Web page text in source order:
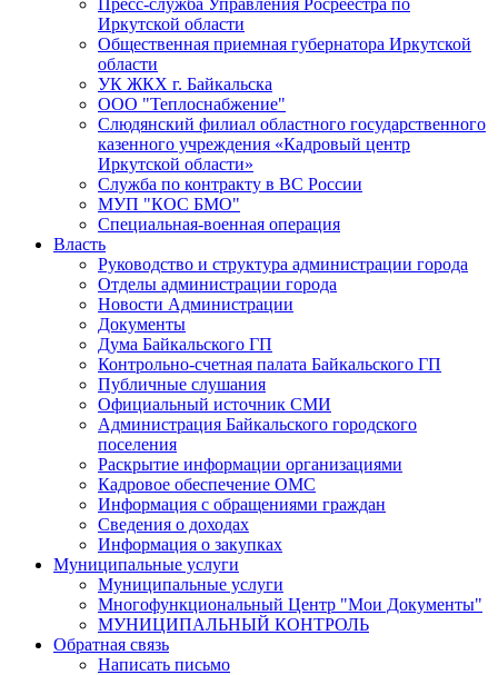
Пресс-служба Управления Росреестра по
Иркутской области
Общественная приемная губернатора Иркутской
области
УК ЖКХ г. Байкальска
ООО "Теплоснабжение"
Слюдянский филиал областного государственного
казенного учреждения «Кадровый центр
Иркутской области»
Служба по контракту в ВС России
МУП "КОС БМО"
Специальная-военная операция
Власть
Руководство и структура администрации города
Отделы администрации города
Новости Администрации
Документы
Дума Байкальского ГП
Контрольно-счетная палата Байкальского ГП
Публичные слушания
Официальный источник СМИ
Администрация Байкальского городского
поселения
Раскрытие информации организациями
Кадровое обеспечение ОМС
Информация с обращениями граждан
Сведения о доходах
Информация о закупках
Муниципальные услуги
Муниципальные услуги
Многофункциональный Центр "Мои Документы"
МУНИЦИПАЛЬНЫЙ КОНТРОЛЬ
Обратная связь
Написать письмо